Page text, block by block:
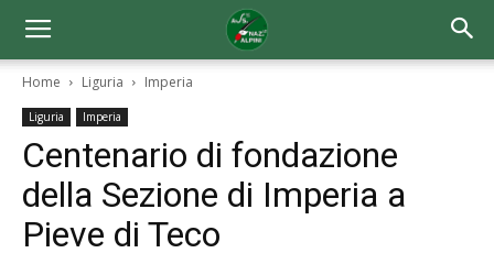
Home Liguria Imperia
Liguria Imperia
Centenario di fondazione
della Sezione di Imperia a
Pieve di Teco